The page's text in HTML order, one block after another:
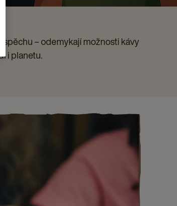
– odemykají možnosti kávy
i planetu.